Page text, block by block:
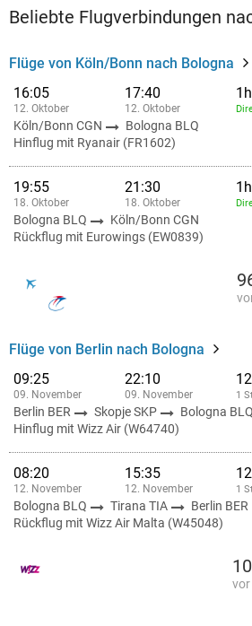
Beliebte Flugverbindungen
Flüge von Köln/Bonn nach Bologna
16:05
12. Oktober
17:40
12. Oktober
Köln/Bonn CGN
Bologna BLQ
Hinflug mit Ryanair (FR1602)
19:55
18. Oktober
21:30
18. Oktober
Bologna BLQ
Köln/Bonn CGN
Rückflug mit Eurowings (EW0839)
Flüge von Berlin nach Bologna
09:25
09. November
22:10
09. November 1
Berlin BER Skopje SKP
Bologna BLQ
Hinflug mit Wizz Air (W64740)
08:20
12. November
15:35
12. November 1
Bologna BLQ Tirana TIA
Berlin BER
Rückflug mit Wizz Air Malta (W45048)
vor